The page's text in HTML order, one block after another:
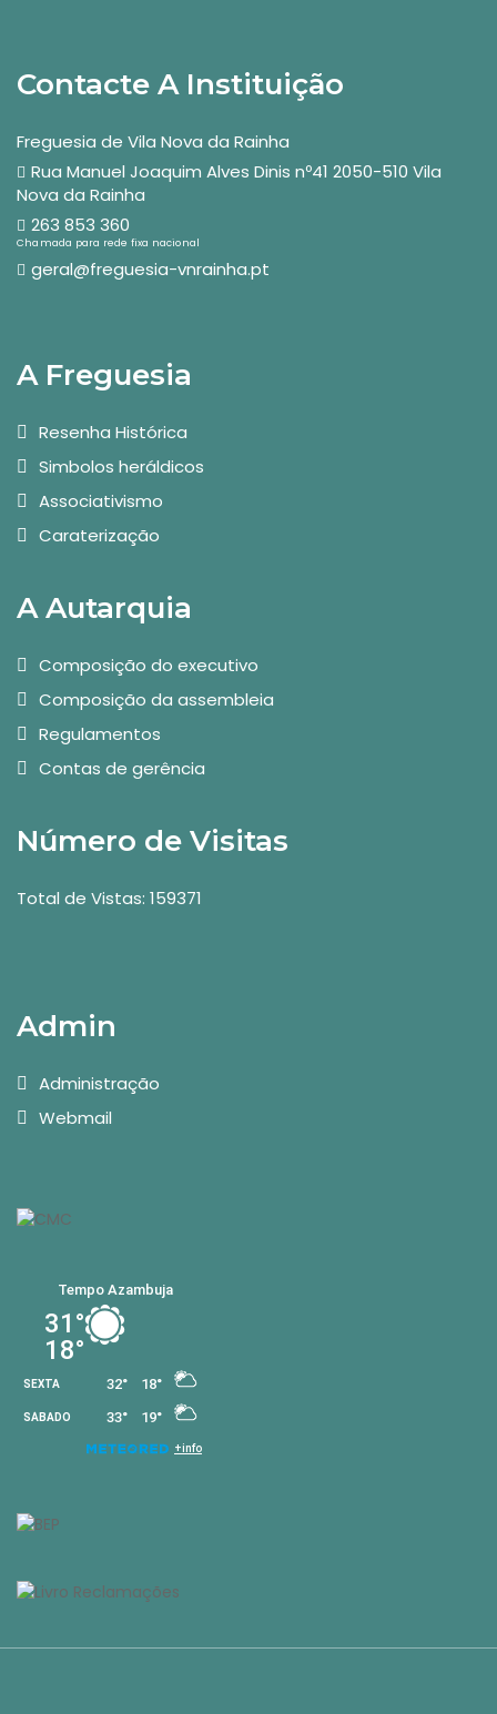
Contacte A Instituição
Freguesia de Vila Nova da Rainha
Rua Manuel Joaquim Alves Dinis nº41 2050-510 Vila
Nova da Rainha
263 853 360
Chamada para rede fixa nacional
geral@freguesia-vnrainha.pt
A Freguesia
Resenha Histórica
Simbolos heráldicos
Associativismo
Caraterização
A Autarquia
Composição do executivo
Composição da assembleia
Regulamentos
Contas de gerência
Número de Visitas
Total de Vistas: 159371
Admin
Administração
Webmail